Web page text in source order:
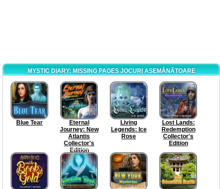
MYSTIC DIARY: MISSING PAGES JOCURI ASEMĂNĂTOARE
Blue Tear
Eternal
Journey: New
Atlantis
Collector's
Edition
Living
Legends: Ice
Rose
Lost Lands:
Redemption
Collector's
Edition